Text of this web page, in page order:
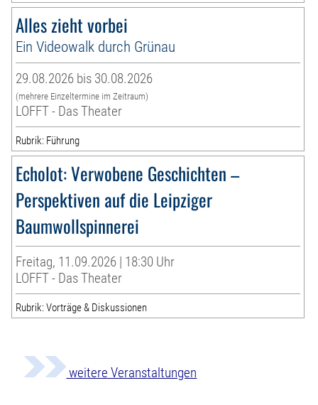
Alles zieht vorbei
Ein Videowalk durch Grünau
29.08.2026 bis 30.08.2026
(mehrere Einzeltermine im Zeitraum)
LOFFT - Das Theater
Rubrik: Führung
Echolot: Verwobene Geschichten –
Perspektiven auf die Leipziger
Baumwollspinnerei
Freitag, 11.09.2026 | 18:30 Uhr
LOFFT - Das Theater
Rubrik: Vorträge & Diskussionen
weitere Veranstaltungen